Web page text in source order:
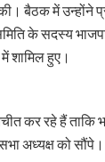
बैठक में उन्होंने
के सदस्य
शामिल हुए।
कर रहे हैं ताकि
अध्यक्ष को सौंपे।